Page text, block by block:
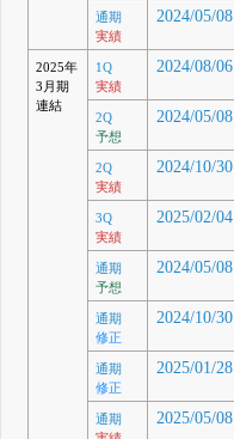
通期
実績
2024/05/08
2025年
3月期
連結
1Q
実績
2024/08/06
2Q
予想
2024/05/08
2Q
実績
2024/10/30
3Q
実績
2025/02/04
通期
予想
2024/05/08
通期
修正
2024/10/30
通期
修正
2025/01/28
通期
2025/05/08